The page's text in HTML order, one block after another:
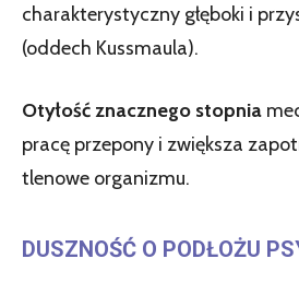
charakterystyczny głęboki i
(oddech Kussmaula).
Otyłość znacznego stopnia
pracę przepony i zwiększa
tlenowe organizmu.
DUSZNOŚĆ O PODŁOŻU